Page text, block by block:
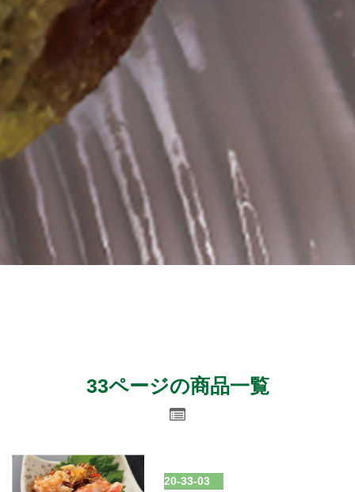
33ページの商品一覧
20-33-03